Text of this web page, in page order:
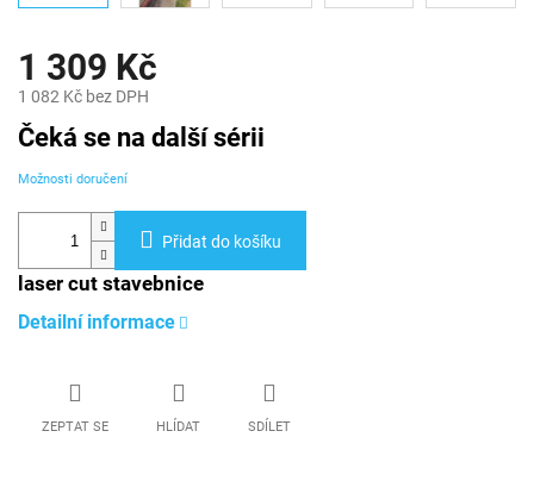
1 309 Kč
1 082 Kč bez DPH
Měrná
cena:
Čeká se na další sérii
Možnosti doručení
Přidat do košíku
laser cut stavebnice
Detailní informace
ZEPTAT SE HLÍDAT SDÍLET